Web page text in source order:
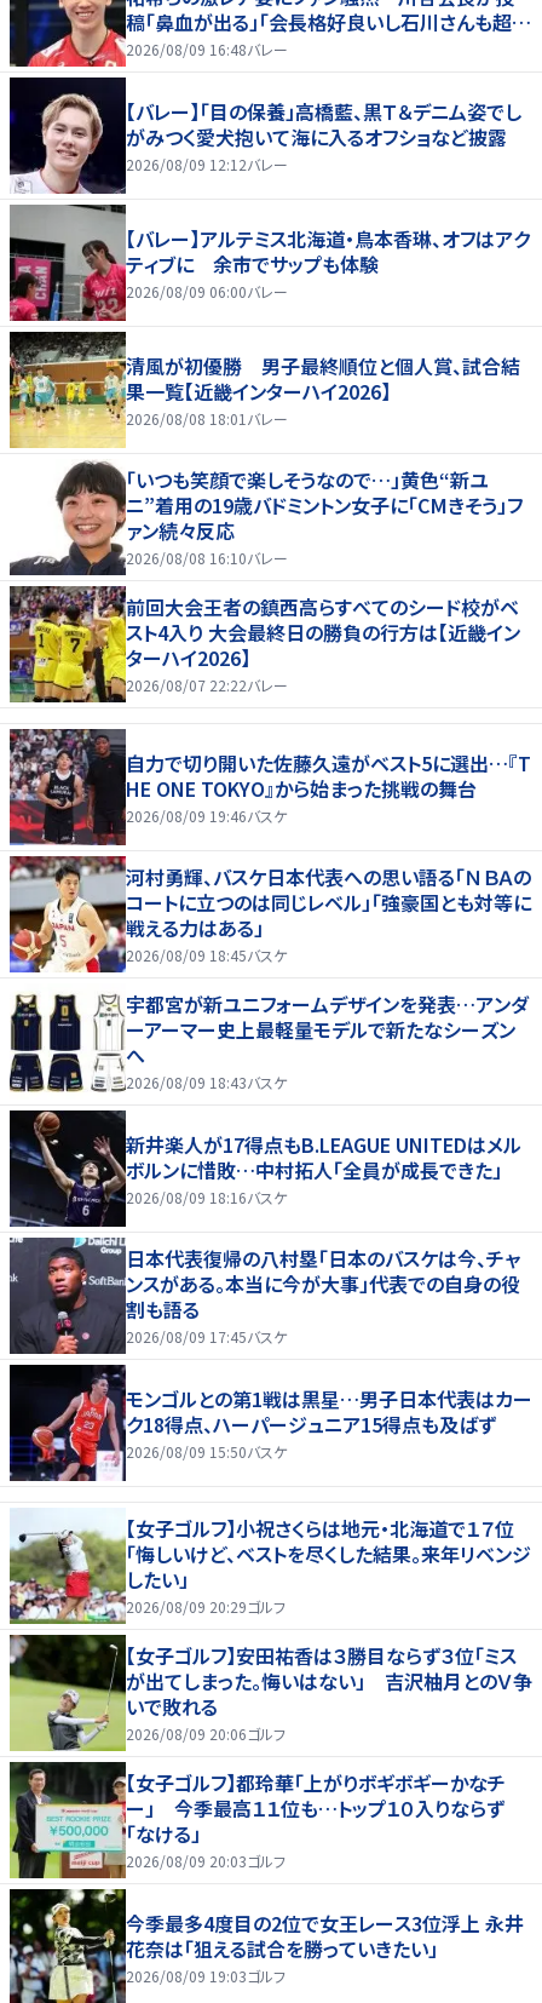
稿「鼻血が出る」「会長格好良いし石川さんも超格
好いい」
2026/08/09 16:48バレー
【バレー】「目の保養」高橋藍、黒Ｔ＆デニム姿でし
がみつく愛犬抱いて海に入るオフショなど披露
2026/08/09 12:12バレー
【バレー】アルテミス北海道・鳥本香琳、オフはアク
ティブに 余市でサップも体験
2026/08/09 06:00バレー
清風が初優勝 男子最終順位と個人賞、試合結
果一覧【近畿インターハイ2026】
2026/08/08 18:01 バレー
「いつも笑顔で楽しそうなので…」黄色“新ユ
ニ”着用の19歳バドミントン女子に「CMきそう」フ
ァン続々反応
2026/08/08 16:10バレー
前回大会王者の鎮西高らすべてのシード校がベ
スト4入り 大会最終日の勝負の行方は【近畿イン
ターハイ2026】
2026/08/07 22:22バレー
自力で切り開いた佐藤久遠がベスト5に選出…『T
HE ONE TOKYO』から始まった挑戦の舞台
2026/08/09 19:46バスケ
河村勇輝、バスケ日本代表への思い語る「ＮＢＡの
コートに立つのは同じレベル」「強豪国とも対等に
戦える力はある」
2026/08/09 18:45バスケ
宇都宮が新ユニフォームデザインを発表…アンダ
ーアーマー史上最軽量モデルで新たなシーズン
へ
2026/08/09 18:43バスケ
新井楽人が17得点もB.LEAGUE UNITEDはメル
ボルンに惜敗…中村拓人「全員が成長できた」
2026/08/09 18:16バスケ
日本代表復帰の八村塁「日本のバスケは今、チャ
ンスがある。本当に今が大事」代表での自身の役
割も語る
2026/08/09 17:45バスケ
モンゴルとの第1戦は黒星…男子日本代表はカー
ク18得点、ハーパージュニア15得点も及ばず
2026/08/09 15:50バスケ
【女子ゴルフ】小祝さくらは地元・北海道で１７位
「悔しいけど、ベストを尽くした結果。来年リベンジ
したい」
2026/08/09 20:29ゴルフ
【女子ゴルフ】安田祐香は３勝目ならず３位「ミス
が出てしまった。悔いはない」 吉沢柚月とのＶ争
いで敗れる
2026/08/09 20:06ゴルフ
【女子ゴルフ】都玲華「上がりボギボギーかなチ
ー」 今季最高１１位も…トップ１０入りならず
「なける」
2026/08/09 20:03ゴルフ
今季最多4度目の2位で女王レース3位浮上 永井
花奈は「狙える試合を勝っていきたい」
2026/08/09 19:03ゴルフ